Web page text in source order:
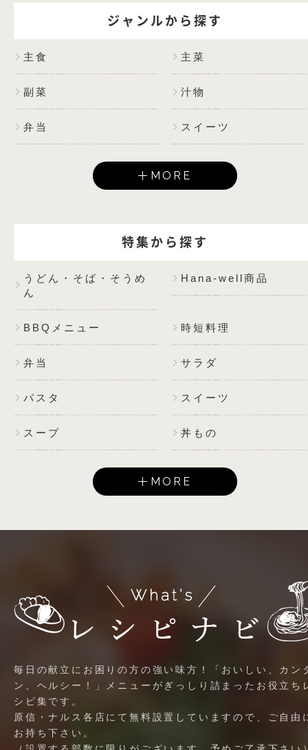
ジャンルから探す
主食 主菜
副菜 汁物
弁当 スイーツ
MORE
特集から探す
うどん・そば・そうめ
ん
Hana-well商品
BBQメニュー 時短料理
弁当 サラダ
パスタ スイーツ
スープ 丼もの
MORE
毎日の献立にお困りの方の強い味方！「おいしい、カン
ン、ヘルシー！」メニューがぎっしり詰まったお役立ち
シピ集です。
原信・ナルス各店にて無料設置していますので、ご自由
お持ち下さい。